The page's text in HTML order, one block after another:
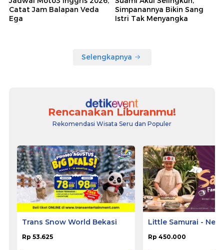
Catat Jam Balapan Veda
Ega
Simpanannya Bikin Sang
Istri Tak Menyangka
Selengkapnya
Rencanakan Liburanmu!
Rekomendasi Wisata Seru dan Populer
Trans Snow World Bekasi
Rp 53.625
Little Samurai -
Rp 450.000